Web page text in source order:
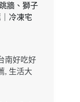
牆、獅子
冷凍宅
南好吃好
, 生活大